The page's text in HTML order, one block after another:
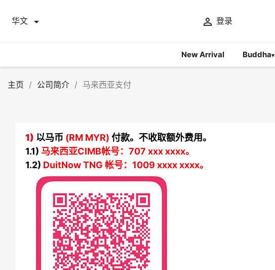
华文   登录
New Arrival Buddha▾
主页 公司简介 马来西亚支付
1) 以马币 (RM MYR) 付款。不收取额外费用。
1.1) 马来西亚CIMB帐号：707 xxx xxxx。
1.2) DuitNow TNG 帐号：1009 xxxx xxxx。